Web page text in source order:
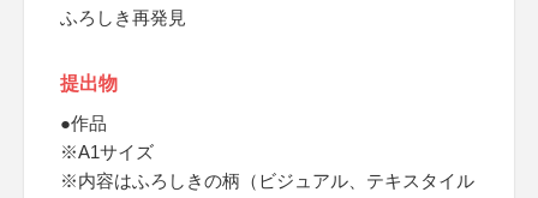
ふろしき再発見
提出物
●作品
※A1サイズ
※内容はふろしきの柄（ビジュアル、テキスタイル